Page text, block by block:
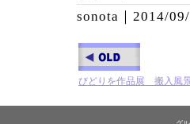
sonota｜ 2014/
びどりを作品展 搬入風